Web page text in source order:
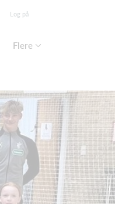
Log på
Flere